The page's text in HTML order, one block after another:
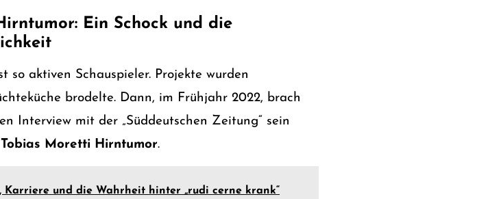
Ein Schock und die
so aktiven Schauspieler. Projekte wurden
brodelte. Dann, im Frühjahr 2022, brach
Interview mit der „Süddeutschen Zeitung“ sein
Tobias Moretti Hirntumor.
Karriere und die Wahrheit hinter „rudi cerne krank“